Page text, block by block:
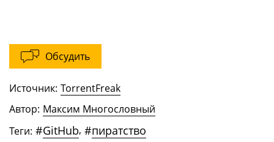
Обсудить
Источник: TorrentFreak
Автор: Максим Многословный
Теги: #GitHub, #пиратство